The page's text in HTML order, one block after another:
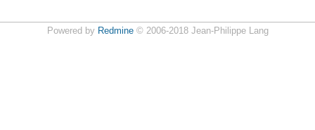
Powered by Redmine© 2006-2018 Jean-Philippe Lang